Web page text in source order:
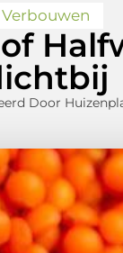
Verbouwen
Door